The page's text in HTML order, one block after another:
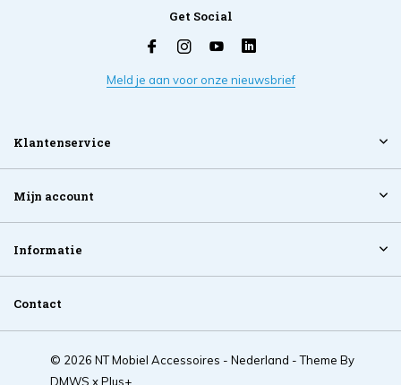
Get Social
Meld je aan voor onze nieuwsbrief
Klantenservice
Mijn account
Informatie
Contact
© 2026 NT Mobiel Accessoires - Nederland - Theme By
DMWS xPlus+